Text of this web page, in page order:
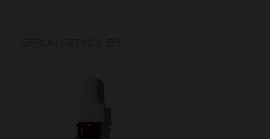
SÉRUM RETINOL B3